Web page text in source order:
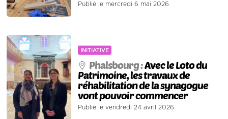
Publié le mercredi 6 mai 2026
INITIATIVE
Phalsbourg :Avec le Loto du
Patrimoine, les travaux de
réhabilitation de la synagogue
vont pouvoir commencer
Publié le vendredi 24 avril 2026